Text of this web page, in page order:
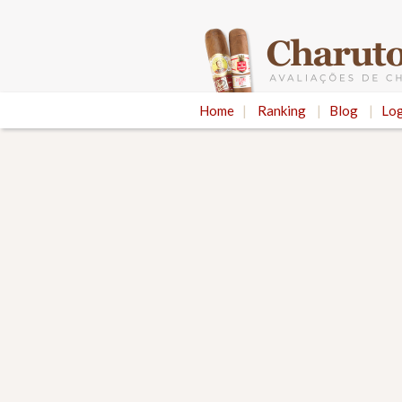
Home | Ranking | Blog |